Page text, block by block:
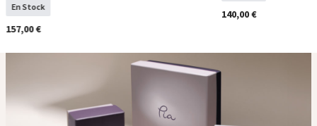
En Stock
157,00 €
140,00 €